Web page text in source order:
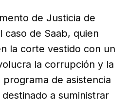
de Justicia de
caso de Saab, quien
la corte vestido con un
la corrupción y la
de asistencia
a suministrar